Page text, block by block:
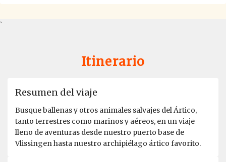
`
Itinerario
Resumen del viaje
Busque ballenas y otros animales salvajes del Ártico,
tanto terrestres como marinos y aéreos, en un viaje
lleno de aventuras desde nuestro puerto base de
Vlissingen hasta nuestro archipiélago ártico favorito.